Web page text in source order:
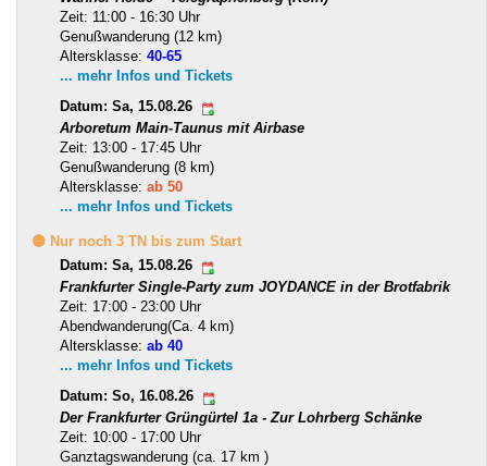
Zeit: 11:00 - 16:30 Uhr
Genußwanderung (12 km)
Altersklasse: 40-65
... mehr Infos und Tickets
Datum: Sa, 15.08.26
Arboretum Main-Taunus mit Airbase
Zeit: 13:00 - 17:45 Uhr
Genußwanderung (8 km)
Altersklasse: ab 50
... mehr Infos und Tickets
🟡 Nur noch 3 TN bis zum Start
Datum: Sa, 15.08.26
Frankfurter Single-Party zum JOYDANCE in der Brotfabrik
Zeit: 17:00 - 23:00 Uhr
Abendwanderung(Ca. 4 km)
Altersklasse: ab 40
... mehr Infos und Tickets
Datum: So, 16.08.26
Der Frankfurter Grüngürtel 1a - Zur Lohrberg Schänke
Zeit: 10:00 - 17:00 Uhr
Ganztagswanderung (ca. 17 km )